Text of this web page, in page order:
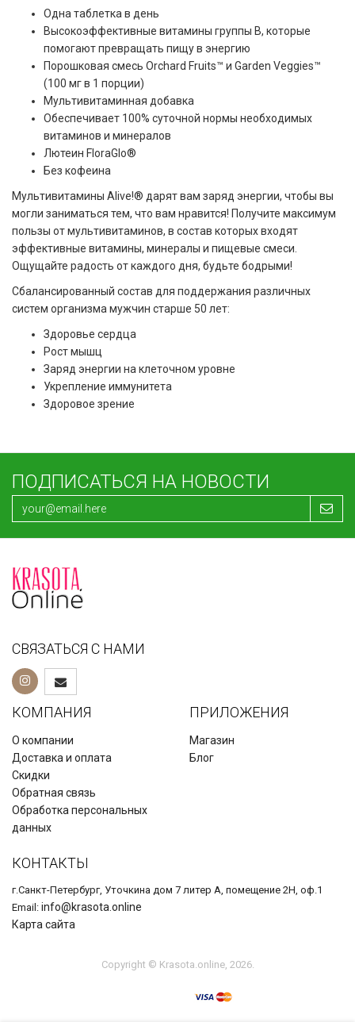
Одна таблетка в день
Высокоэффективные витамины группы B, которые
помогают превращать пищу в энергию
Порошковая смесь Orchard Fruits™ и Garden Veggies™
(100 мг в 1 порции)
Мультивитаминная добавка
Обеспечивает 100% суточной нормы необходимых
витаминов и минералов
Лютеин FloraGlo®
Без кофеина
Мультивитамины Alive!® дарят вам заряд энергии, чтобы вы
могли заниматься тем, что вам нравится! Получите максимум
пользы от мультивитаминов, в состав которых входят
эффективные витамины, минералы и пищевые смеси.
Ощущайте радость от каждого дня, будьте бодрыми!
Сбалансированный состав для поддержания различных
систем организма мужчин старше 50 лет:
Здоровье сердца
Рост мышц
Заряд энергии на клеточном уровне
Укрепление иммунитета
Здоровое зрение
ПОДПИСАТЬСЯ НА НОВОСТИ
СВЯЗАТЬСЯ С НАМИ
КОМПАНИЯ
О компании
Доставка и оплата
Скидки
Обратная связь
Обработка персональных
данных
ПРИЛОЖЕНИЯ
Магазин
Блог
КОНТАКТЫ
г.Санкт-Петербург, Уточкина дом 7 литер А, помещение 2Н, оф.1
Email: info@krasota.online
Карта сайта
Copyright © Krasota.online, 2026.